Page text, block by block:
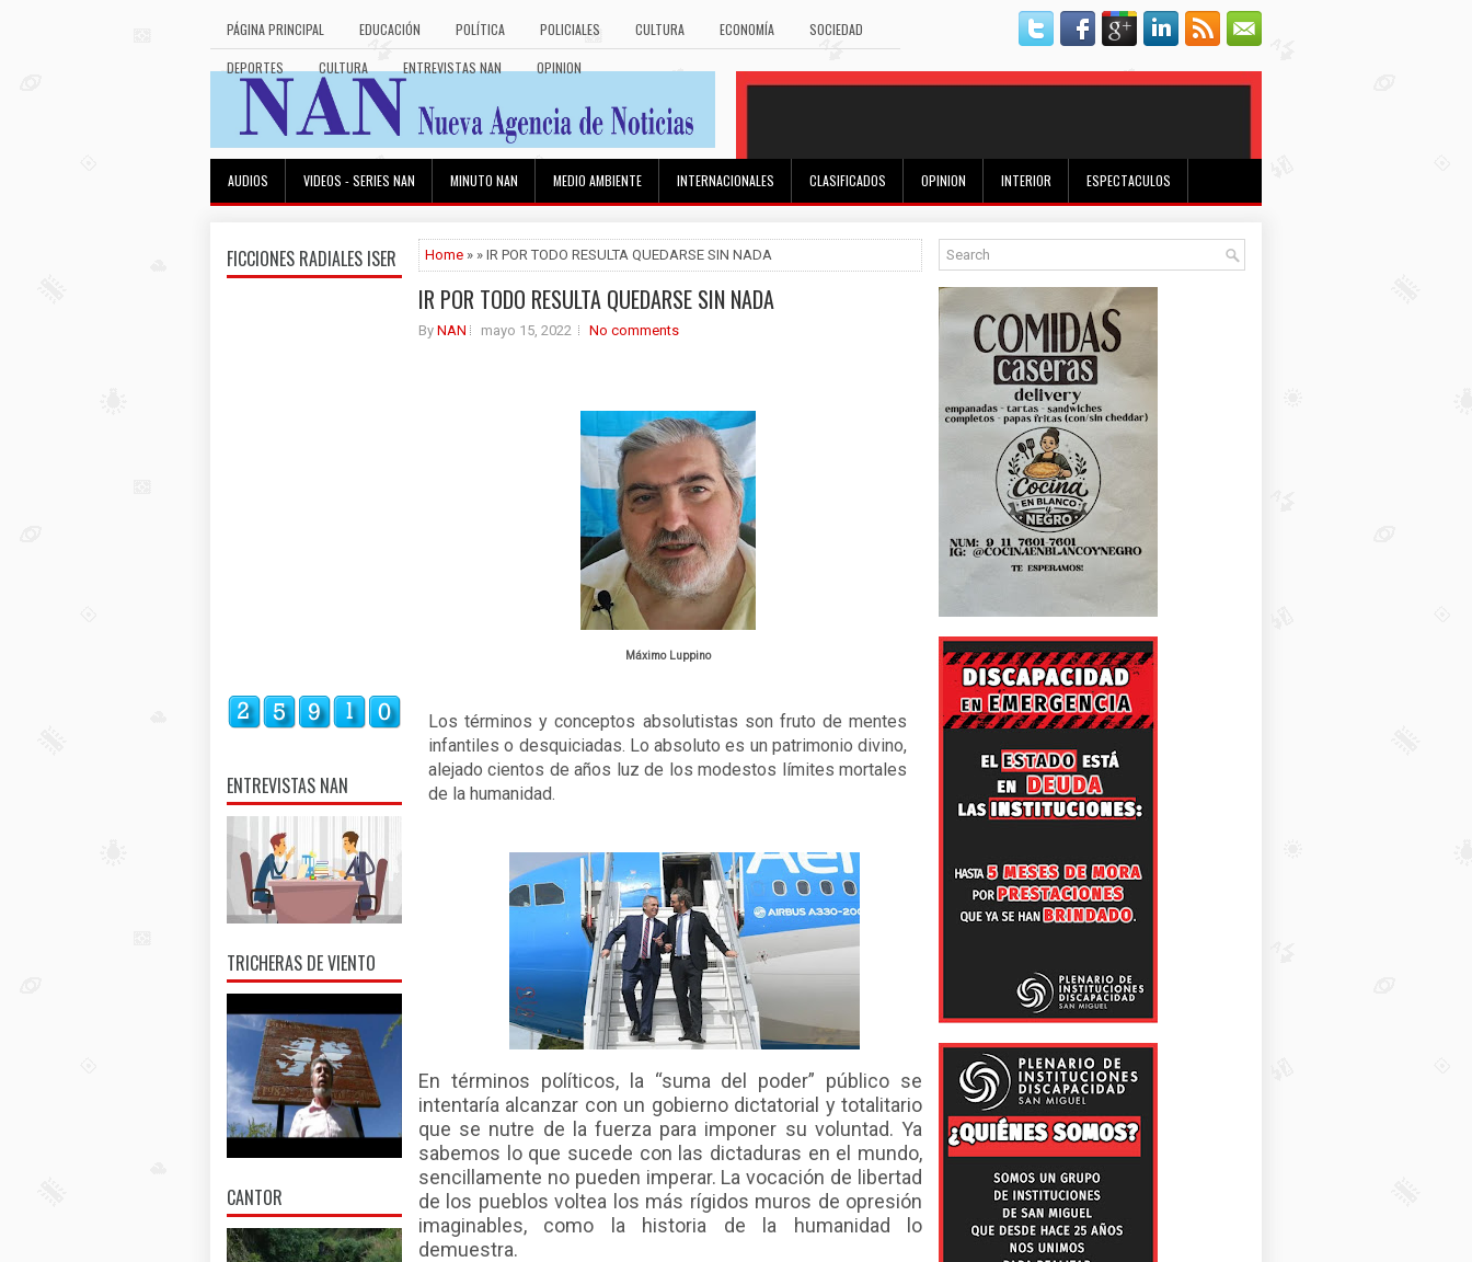
PÁGINA PRINCIPAL EDUCACIÓN POLÍTICA POLICIALES CULTURA ECONOMÍA SOCIEDAD
DEPORTES CULTURA ENTREVISTAS NAN OPINION
AUDIOS VIDEOS - SERIES NAN MINUTO NAN MEDIO AMBIENTE INTERNACIONALES CLASIFICADOS OPINION INTERIOR ESPECTACULOS
FICCIONES RADIALES ISER
ENTREVISTAS NAN
TRICHERAS DE VIENTO
CANTOR
Home » » IR POR TODO RESULTA QUEDARSE SIN NADA
IR POR TODO RESULTA QUEDARSE SIN NADA
By NAN mayo 15, 2022 No comments
Máximo Luppino
Los términos y conceptos absolutistas son fruto de mentes
infantiles o desquiciadas. Lo absoluto es un patrimonio divino,
alejado cientos de años luz de los modestos límites mortales
de la humanidad.
En términos políticos, la “suma del poder” público se
intentaría alcanzar con un gobierno dictatorial y totalitario
que se nutre de la fuerza para imponer su voluntad. Ya
sabemos lo que sucede con las dictaduras en el mundo,
sencillamente no pueden imperar. La vocación de libertad
de los pueblos voltea los más rígidos muros de opresión
imaginables, como la historia de la humanidad lo
demuestra.